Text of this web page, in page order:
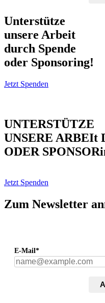
Unterstütze
unsere Arbeit
durch Spende
oder Sponsoring!
Jetzt Spenden
UNTERSTÜTZE
UNSERE ARBEIt
ODER
Jetzt Spenden
Zum Newsletter
E-Mail*